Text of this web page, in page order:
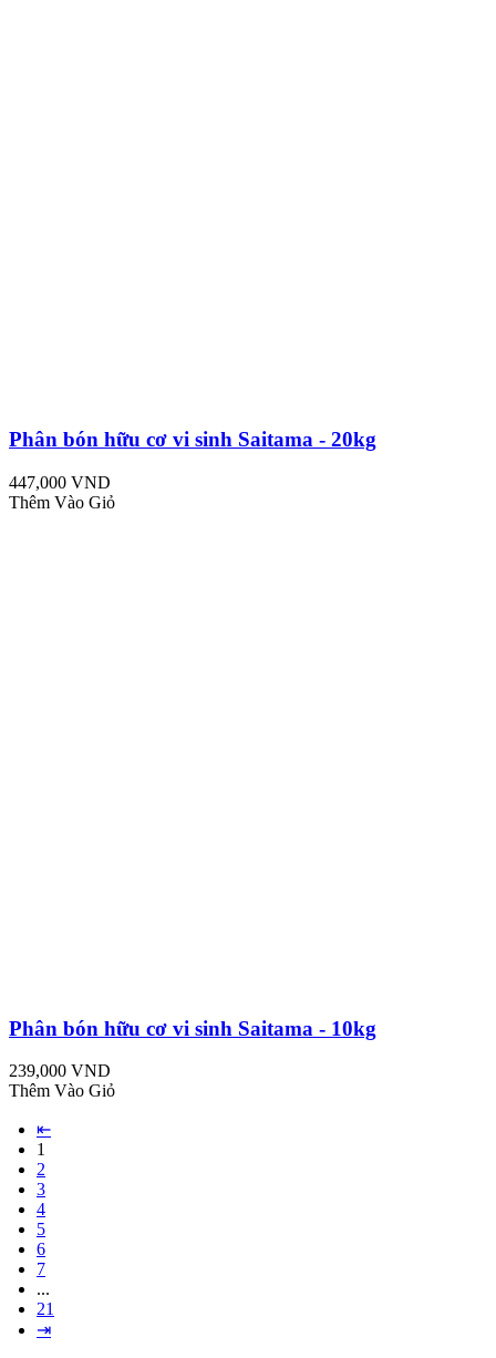
Phân bón hữu cơ vi sinh Saitama - 20kg
447,000 VND
Thêm Vào Giỏ
Phân bón hữu cơ vi sinh Saitama - 10kg
239,000 VND
Thêm Vào Giỏ
⇤
1
2
3
4
5
6
7
...
21
⇥